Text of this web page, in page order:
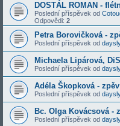
DOSTÁL ROMAN -
Poslední příspěvek od
Odpovědi: 2
Petra Borovičková -
Poslední příspěvek od
Michaela Lipárová,
Poslední příspěvek od
Adéla Škopková -
Poslední příspěvek od
Bc. Olga Kovácsová -
Poslední příspěvek od